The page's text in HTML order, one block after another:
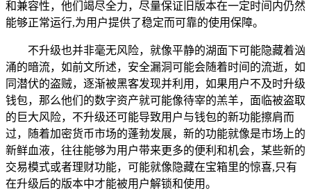
和兼容性，他们竭尽全力，尽量保证旧版本在一定时间内仍然
能够正常运行,为用户提供了稳定而可靠的使用保障。
不升级也并非毫无风险，就像平静的湖面下可能隐藏着汹
涌的暗流，如前文所述，安全漏洞可能会随着时间的流逝，如
同潜伏的盗贼，逐渐被黑客发现并利用，如果用户不及时升级
钱包，那么他们的数字资产就可能像待宰的羔羊，面临被盗取
的巨大风险，不升级还可能导致用户与钱包的新功能擦肩而
过，随着加密货币市场的蓬勃发展，新的功能就像是市场上的
新鲜血液，往往能够为用户带来更多的便利和机会，某些新的
交易模式或者理财功能，可能就像隐藏在宝箱里的惊喜,只有
在升级后的版本中才能被用户解锁和使用。